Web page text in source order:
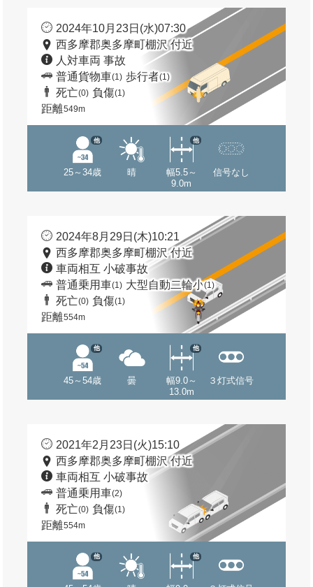
2024年10月23日(水)07:30
西多摩郡奥多摩町棚沢 付近
人対車両 事故
普通貨物車(1) 歩行者(1)
死亡(0) 負傷(1)
距離549m
25～34歳
他
晴
幅5.5～
9.0m
他
信号なし
2024年8月29日(木)10:21
西多摩郡奥多摩町棚沢 付近
車両相互 小破事故
普通乗用車(1) 大型自動二輪小(1)
死亡(0) 負傷(1)
距離554m
45～54歳
他
曇
幅9.0～
13.0m
他
３灯式信号
2021年2月23日(火)15:10
西多摩郡奥多摩町棚沢 付近
車両相互 小破事故
普通乗用車(2)
死亡(0) 負傷(1)
距離554m
他 他